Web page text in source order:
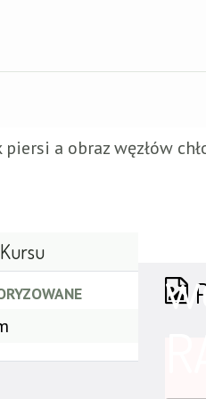
piersi a obraz węzłów